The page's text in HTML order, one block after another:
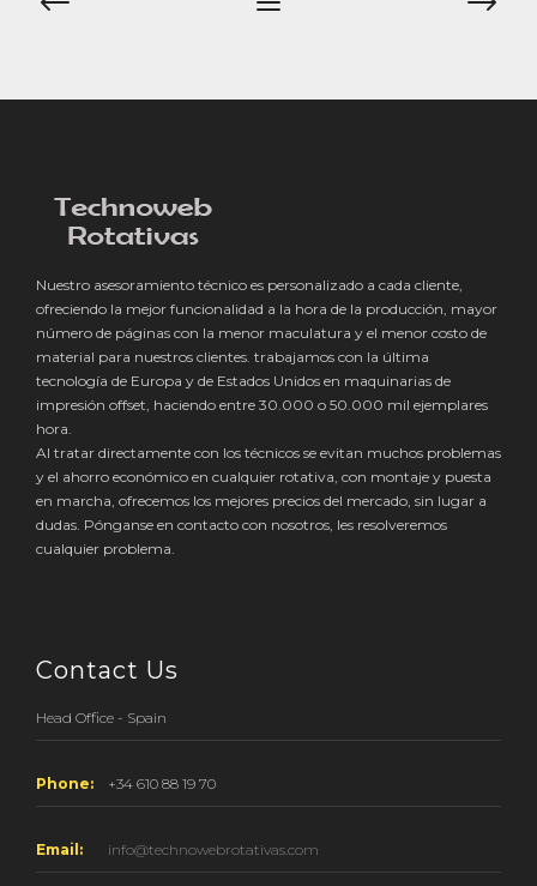
Nuestro asesoramiento técnico es personalizado a cada cliente,
ofreciendo la mejor funcionalidad a la hora de la producción, mayor
número de páginas con la menor maculatura y el menor costo de
material para nuestros clientes. trabajamos con la última
tecnología de Europa y de Estados Unidos en maquinarias de
impresión offset, haciendo entre 30.000 o 50.000 mil ejemplares
hora.
Al tratar directamente con los técnicos se evitan muchos problemas
y el ahorro económico en cualquier rotativa, con montaje y puesta
en marcha, ofrecemos los mejores precios del mercado, sin lugar a
dudas. Pónganse en contacto con nosotros, les resolveremos
cualquier problema.
Contact Us
Head Office - Spain
Phone: +34 610 88 19 70
Email: info@technowebrotativas.com